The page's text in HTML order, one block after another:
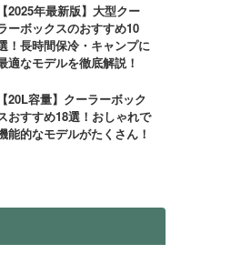
【2025年最新版】大型クー
ーボックスのおすすめ10
！長時間保冷・キャンプに
適なモデルを徹底解説！
【20L容量】クーラーボック
おすすめ18選！おしゃれで
能的なモデルがたくさん！